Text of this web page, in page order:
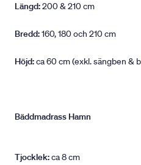
Längd:200 & 210 cm
Bredd:160, 180 och 210 cm
Höjd:ca 60 cm (exkl. sängben &
Bäddmadrass Hamn
Tjocklek:ca 8 cm